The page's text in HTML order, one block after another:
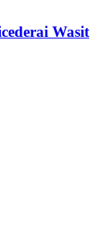
Wasit